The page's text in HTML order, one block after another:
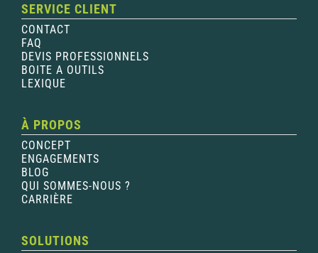
SERVICE CLIENT
CONTACT
FAQ
DEVIS PROFESSIONNELS
BOITE A OUTILS
LEXIQUE
À PROPOS
CONCEPT
ENGAGEMENTS
BLOG
QUI SOMMES-NOUS ?
CARRIÈRE
SOLUTIONS